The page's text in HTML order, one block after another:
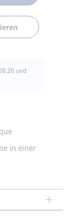
und
in einer
Kleidungsstück
Schläfchen